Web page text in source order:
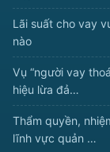
Lãi suất cho vay
nào
Vụ “người vay
hiệu lừa đả…
Thẩm quyền,
lĩnh vực quản …